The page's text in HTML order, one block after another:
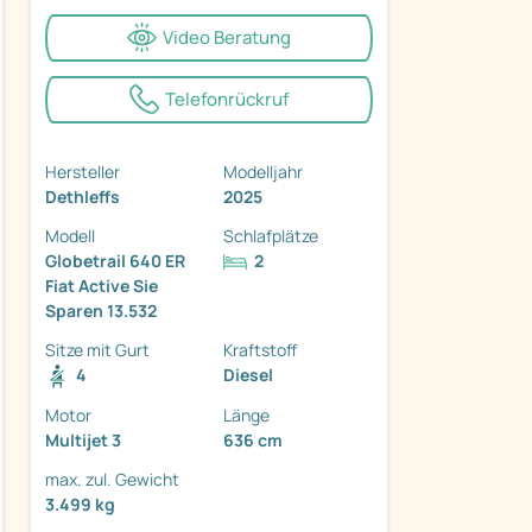
Video Beratung
Telefonrückruf
Hersteller
Dethleffs
Modelljahr
2025
Modell
Globetrail 640 ER
Fiat Active Sie
Sparen 13.532
Schlafplätze
2
Sitze mit Gurt
4
Kraftstoff
Diesel
Motor
Multijet 3
Länge
636 cm
max. zul. Gewicht
3.499 kg